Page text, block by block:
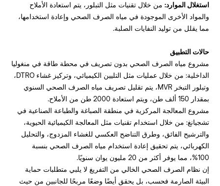
استغلال الموارد: من خلال تقنيات مثل التبلور، يتم استعادة الأملاح
والمواد الأخرى الموجودة في مياه الصرف الصحي وإعادة استخدامها،
مما يقلل من توليد النفايات الصلبة.
حالات التطبيق
مشروع مياه الصرف الصحي بدون تصريف في محطة طاقة في منغوليا
الداخلية: من خلال عمليات مثل التليين الكيميائي، وتركيز غشاء DTRO،
وتبلور التبخر MVR، يتم تقليل تصريف مياه الصرف الصحي السنوي
بمقدار 150 ألف طن، ويتم استعادة 2000 طن من الأملاح.
مشروع المعالجة المركزية في منطقة الصباغة والطباعة الصناعية في
تشجيانغ: من خلال استخدام تقنيات مثل المعالجة الكيميائية الحيوية،
والترشيح الفائق، وطرق التناضح العكسي للغشاء المزدوج، والتحليل
الكهربائي، يتم تحقيق إعادة استخدام مياه الصرف الصحي بنسبة
100%، مما يوفر أكثر من 20 مليون يوان سنويًا.
إن نظام الصرف الصحي الخالي من التفريغ لا يلبي متطلبات حماية
البيئة الصارمة فحسب، بل يحقق أيضًا وضعًا مربحًا للجانبين من حيث